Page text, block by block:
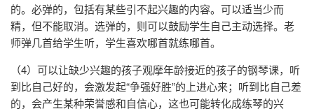
的。必弹的，包括有某些引不起兴趣的内容。可以适当少而
精，但不能取消。选弹的，则可以鼓励学生自己主动选择。老
师弹几首给学生听，学生喜欢哪首就练哪首。
（4）可以让缺少兴趣的孩子观摩年龄接近的孩子的钢琴课，听
到比自己好的，会激发起“争强好胜”的上进心来；听到比自己差
的，会产生某种荣誉感和自信心，这也可能转化成练琴的兴